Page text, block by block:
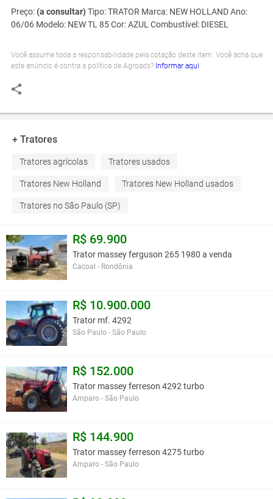
Preço:(a consultar)Tipo:TRATORMarca: NEW HOLLANDAno:
06/06Modelo: NEW TL 85Cor:AZULCombustível: DIESEL
Você assume toda a responsabilidade pela cotação deste item. Você acha que
este anúncio é contra a política de Agroads? Informar aqui
+ Tratores
Tratores agrícolas Tratores usados
Tratores New Holland Tratores New Holland usados
Tratores no São Paulo (SP)
R$ 69.900
Trator massey ferguson 265 1980 a venda
Cacoal - Rondônia
R$ 10.900.000
Trator mf. 4292
São Paulo - São Paulo
R$ 152.000
Trator massey ferreson 4292 turbo
Amparo - São Paulo
R$ 144.900
Trator massey ferreson 4275 turbo
Amparo - São Paulo